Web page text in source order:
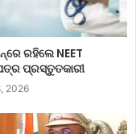
ରହିଲେ NEET
ପ୍ରସ୍ତୁତକାରୀ
2026